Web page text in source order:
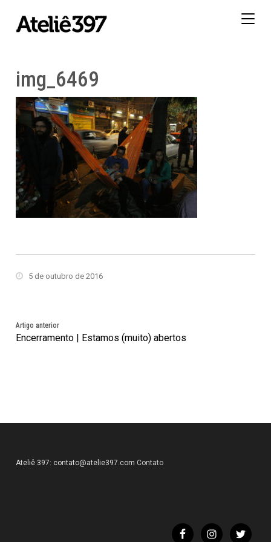
img_6469
5 de outubro de 2016
Artigo anterior
Encerramento | Estamos (muito) abertos
Ateliê 397: contato@atelie397.com Contato